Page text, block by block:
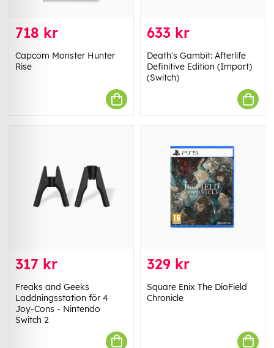
718 kr
Capcom Monster Hunter
Rise
633 kr
Death's Gambit: Afterlife
Definitive Edition (Import)
(Switch)
317 kr
Freaks and Geeks
Laddningsstation för 4
Joy-Cons - Nintendo
Switch 2
329 kr
Square Enix The DioField
Chronicle